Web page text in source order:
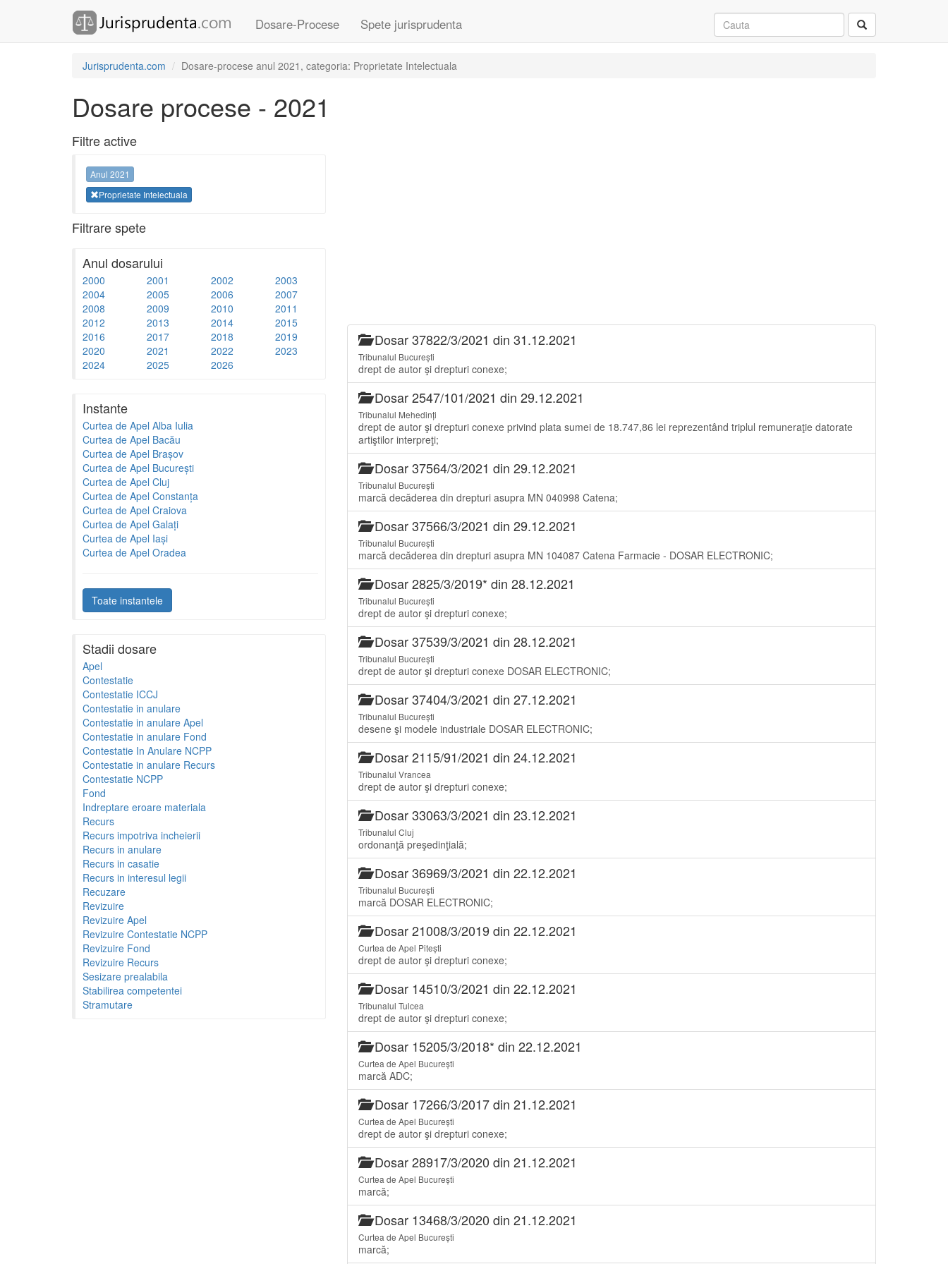
Dosare-Procese Spete jurisprudenta
Jurisprudenta.com Dosare-procese anul 2021, categoria: Proprietate Intelectuala
Dosare procese - 2021
Filtre active
Anul 2021
Proprietate Intelectuala
Filtrare spete
Anul dosarului
2000 2001 2002
2003
2004
2005 2006
2007
2008
2009 2010
2011
2012
2013 2014
2015
2016
2017 2018
2019
2020
2021 2022
2023
2024
2025 2026
Instante
Curtea de Apel Alba Iulia
Curtea de Apel Bacău
Curtea de Apel Brașov
Curtea de Apel București
Curtea de Apel Cluj
Curtea de Apel Constanța
Curtea de Apel Craiova
Curtea de Apel Galați
Curtea de Apel Iași
Curtea de Apel Oradea
Toate instantele
Stadii dosare
Apel
Contestatie
Contestatie ICCJ
Contestatie in anulare
Contestatie in anulare Apel
Contestatie in anulare Fond
Contestatie In Anulare NCPP
Contestatie in anulare Recurs
Contestatie NCPP
Fond
Indreptare eroare materiala
Recurs
Recurs impotriva incheierii
Recurs in anulare
Recurs in casatie
Recurs in interesul legii
Recuzare
Revizuire
Revizuire Apel
Revizuire Contestatie NCPP
Revizuire Fond
Revizuire Recurs
Sesizare prealabila
Stabilirea competentei
Stramutare
Dosar 37822/3/2021 din 31.12.2021
Tribunalul București
drept de autor şi drepturi conexe;
Dosar 2547/101/2021 din 29.12.2021
Tribunalul Mehedinți
drept de autor şi drepturi conexe privind plata sumei de 18.747,86 lei reprezentând triplul remuneraţie datorate
artiştilor interpreţi;
Dosar 37564/3/2021 din 29.12.2021
Tribunalul București
marcă decăderea din drepturi asupra MN 040998 Catena;
Dosar 37566/3/2021 din 29.12.2021
Tribunalul București
marcă decăderea din drepturi asupra MN 104087 Catena Farmacie - DOSAR ELECTRONIC;
Dosar 2825/3/2019* din 28.12.2021
Tribunalul București
drept de autor şi drepturi conexe;
Dosar 37539/3/2021 din 28.12.2021
Tribunalul București
drept de autor şi drepturi conexe DOSAR ELECTRONIC;
Dosar 37404/3/2021 din 27.12.2021
Tribunalul București
desene şi modele industriale DOSAR ELECTRONIC;
Dosar 2115/91/2021 din 24.12.2021
Tribunalul Vrancea
drept de autor şi drepturi conexe;
Dosar 33063/3/2021 din 23.12.2021
Tribunalul Cluj
ordonanţă preşedinţială;
Dosar 36969/3/2021 din 22.12.2021
Tribunalul București
marcă DOSAR ELECTRONIC;
Dosar 21008/3/2019 din 22.12.2021
Curtea de Apel Pitești
drept de autor şi drepturi conexe;
Dosar 14510/3/2021 din 22.12.2021
Tribunalul Tulcea
drept de autor şi drepturi conexe;
Dosar 15205/3/2018* din 22.12.2021
Curtea de Apel București
marcă ADC;
Dosar 17266/3/2017 din 21.12.2021
Curtea de Apel București
drept de autor şi drepturi conexe;
Dosar 28917/3/2020 din 21.12.2021
Curtea de Apel București
marcă;
Dosar 13468/3/2020 din 21.12.2021
Curtea de Apel București
marcă;